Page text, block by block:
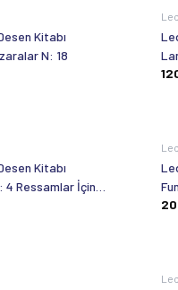
Kitabı
N: 18
Kitabı
Ressamlar İçin